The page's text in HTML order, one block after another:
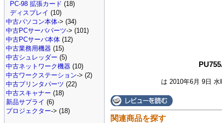
は 2010年6月 9日 水
関連商品を探す
PC-98 拡張カード (18)
ディスプレイ (10)
中古パソコン本体-> (34)
中古PCサーバパーツ-> (101)
中古PCサーバ本体 (12)
中古業務用機器 (15)
中古シュレッダー (5)
中古ネットワーク機器 (10)
中古ワークステーション-> (2)
中古プリンタパーツ (22)
中古スキャナー (18)
新品サプライ (6)
プロジェクター-> (18)